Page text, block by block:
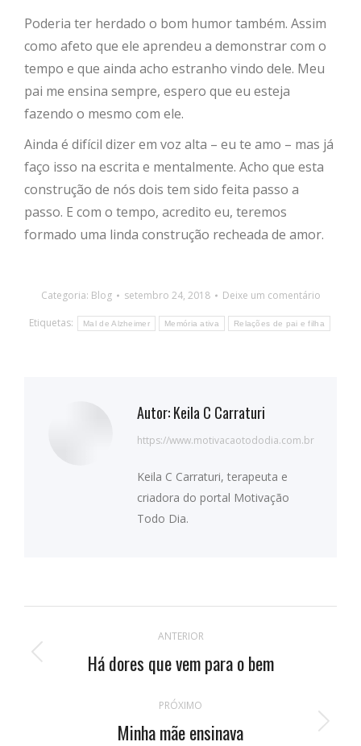
Poderia ter herdado o bom humor também. Assim
como afeto que ele aprendeu a demonstrar com o
tempo e que ainda acho estranho vindo dele. Meu
pai me ensina sempre, espero que eu esteja
fazendo o mesmo com ele.
Ainda é difícil dizer em voz alta – eu te amo – mas já
faço isso na escrita e mentalmente. Acho que esta
construção de nós dois tem sido feita passo a
passo. E com o tempo, acredito eu, teremos
formado uma linda construção recheada de amor.
Categoria: Blog setembro 24, 2018
Deixe um comentário
Etiquetas:
Mal de Alzheimer Memória ativa Relações de pai e filha
Autor:Keila C Carraturi
https://www.motivacaotododia.com.br
Keila C Carraturi, terapeuta e
criadora do portal Motivação
Todo Dia.
de
ANTERIOR
Publicação
Há dores que vem para o bem
PRÓXIMO
Próximo
Minha mãe ensinava